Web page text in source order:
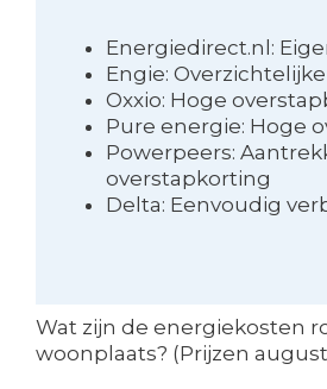
Energiedirect.nl:
Engie:
Oxxio: Hoge
Pure energie: Hoge
Powerpeers:
overstapkorting
Delta: Eenvoudig
Wat zijn de energiekosten
woonplaats? (Prijzen